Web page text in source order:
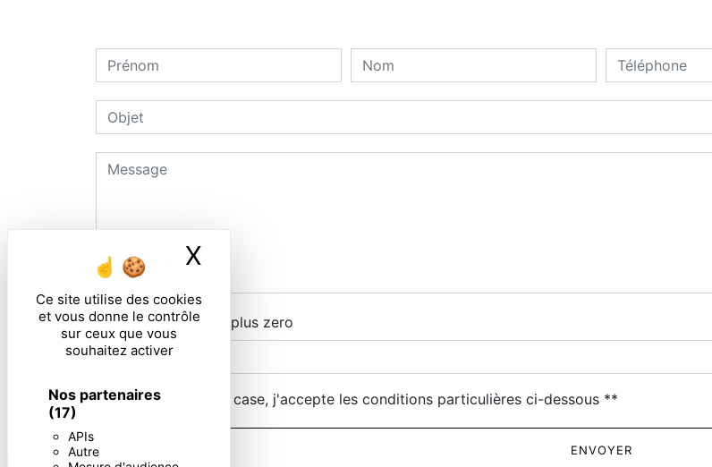
Ce site utilise des cookies
et vous donne le contrôle
sur ceux que vous
souhaitez activer
Nos partenaires
(17)
APIs
Autre
X
Combien font deux plus zero
En cochant cette case, j'accepte les conditions particulières ci-dessous **
ENVOYER